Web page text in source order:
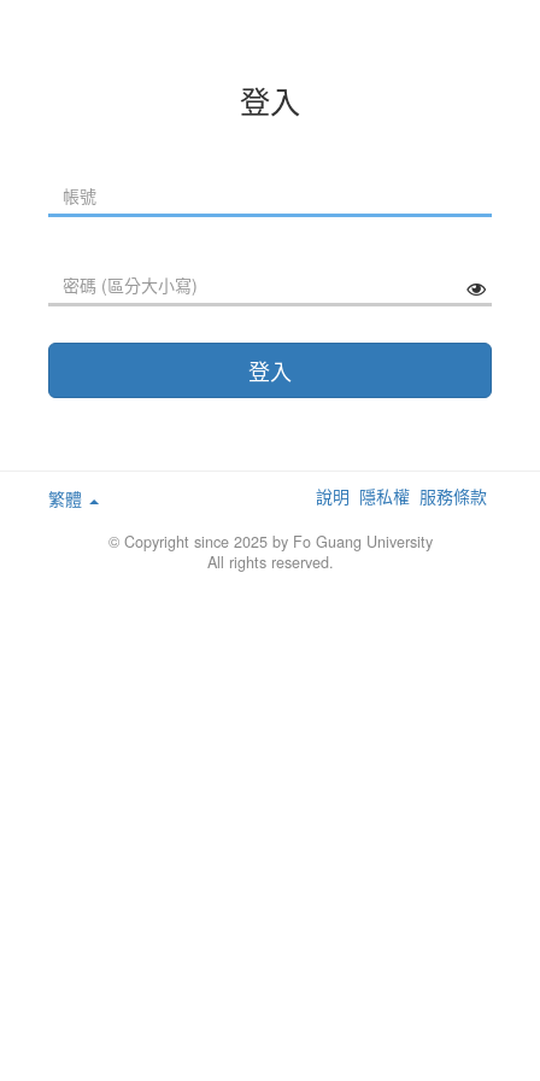
登入
登入
繁體 說明 隱私權 服務條款
© Copyright since 2025 by Fo Guang University
All rights reserved.